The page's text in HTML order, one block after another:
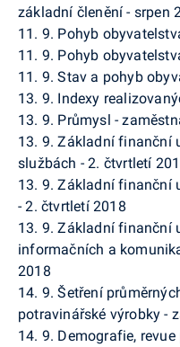
základní členění - srpen
11. 9. Pohyb
11. 9. Pohyb
11. 9. Stav a pohyb
13. 9. Indexy
13. 9. Průmysl -
13. 9. Základní finanční
službách - 2. čtvrtletí
13. 9. Základní finanční
- 2. čtvrtletí 2018
13. 9. Základní finanční
informačních a
2018
14. 9. Šetření
potravinářské výrobky -
14. 9. Demografie,